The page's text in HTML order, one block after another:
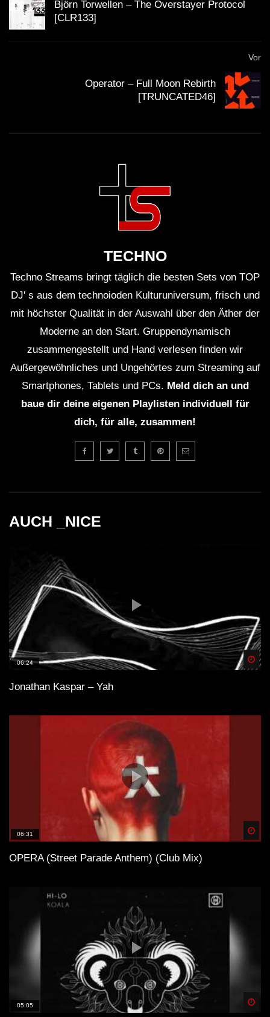
Paul Prior – Clouds
Björn Torwellen – The Overstayer
Protocol [CLR133]
Operator – Full Moon Rebirth
[TRUNCATED46]
Lauren Mia – Coda Sublimé (Official
Visualizer)
Simina Grigoriu – Arkana
Björn Torwellen – The Overstayer Protocol
[CLR133]
Vor
Operator – Full Moon Rebirth
[TRUNCATED46]
TECHNO
Techno Streams bringt täglich die besten Sets von TOP
DJ' s aus dem technoioden Kulturuniversum, frisch und
mit höchster Qualität in der Auswahl über den Äther der
Moderne an den Start. Gruppendynamisch
zusammengestellt und Hand verlesen finden wir
Außergewöhnliches und Ungehörtes zum Streaming auf
Smartphones, Tablets und PCs. Meld dich an und
baue dir deine eigenen Playlisten individuell für
dich, für alle, zusammen!
AUCH _NICE
06:24
Jonathan Kaspar – Yah
06:31
OPERA (Street Parade Anthem) (Club Mix)
05:05